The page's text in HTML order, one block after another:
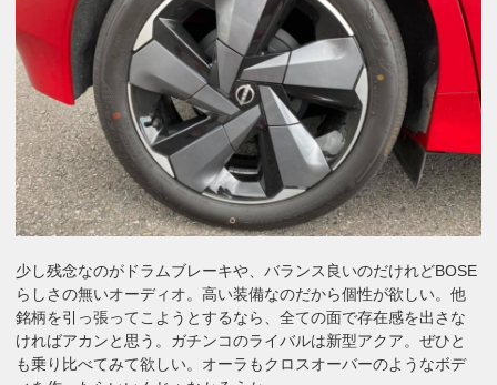
少し残念なのがドラムブレーキや、バランス良いのだけれどBOSE
らしさの無いオーディオ。高い装備なのだから個性が欲しい。他
銘柄を引っ張ってこようとするなら、全ての面で存在感を出さな
ければアカンと思う。ガチンコのライバルは新型アクア。ぜひと
も乗り比べてみて欲しい。オーラもクロスオーバーのようなボデ